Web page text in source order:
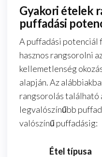
Gyakori ételek
puffadási
A puffadási
hasznos rangsorolni
kellemetlenség
alapján. Az
rangsorolás található
legvalószínűbb
valószínű puffadásig:
Étel típusa